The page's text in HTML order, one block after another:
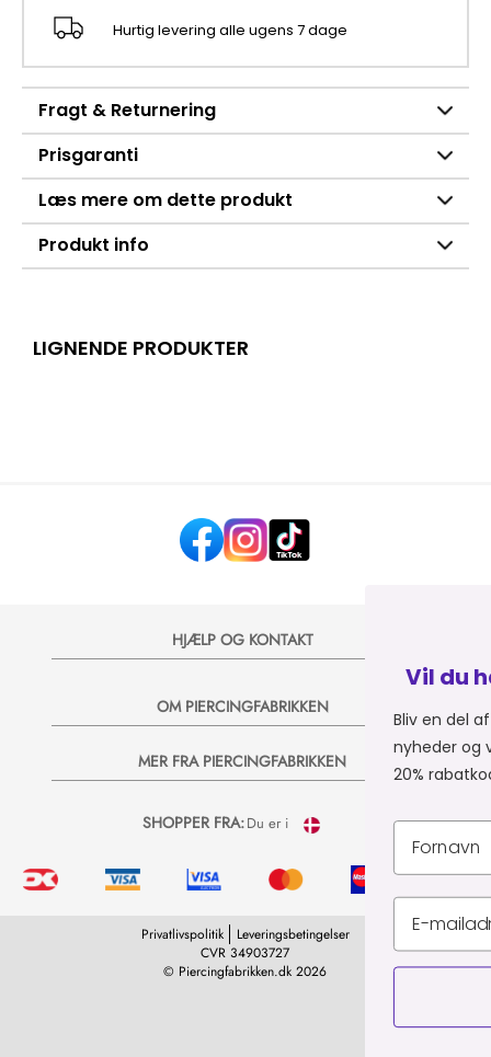
Hurtig levering alle ugens 7 dage
Fragt & Returnering
Prisgaranti
Læs mere om dette produkt
Produkt info
LIGNENDE PRODUKTER
HJÆLP OG KONTAKT
OM PIERCINGFABRIKKEN
MER FRA PIERCINGFABRIKKEN
SHOPPER FRA:Du er i
© Piercingfabrikken.dk 2026
CVR 34903727
Privatlivspolitik Leveringsbetingelser
Vil du have 20% på dit
Bliv en del af Piercingfabrikkens
nyheder og vilde tilbud på e-mail, så
20% rabatkode til dit næste køb 💞